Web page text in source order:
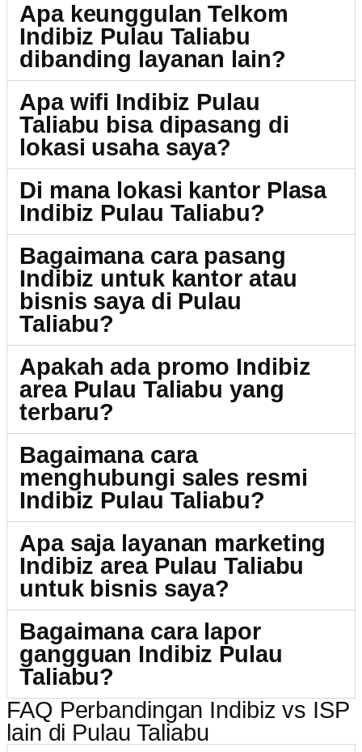
Apa keunggulan Telkom
Indibiz Pulau Taliabu
dibanding layanan lain?
Apa wifi Indibiz Pulau
Taliabu bisa dipasang di
lokasi usaha saya?
Di mana lokasi kantor Plasa
Indibiz Pulau Taliabu?
Bagaimana cara pasang
Indibiz untuk kantor atau
bisnis saya di Pulau
Taliabu?
Apakah ada promo Indibiz
area Pulau Taliabu yang
terbaru?
Bagaimana cara
menghubungi sales resmi
Indibiz Pulau Taliabu?
Apa saja layanan marketing
Indibiz area Pulau Taliabu
untuk bisnis saya?
Bagaimana cara lapor
gangguan Indibiz Pulau
Taliabu?
FAQ Perbandingan Indibiz vs ISP
lain di Pulau Taliabu